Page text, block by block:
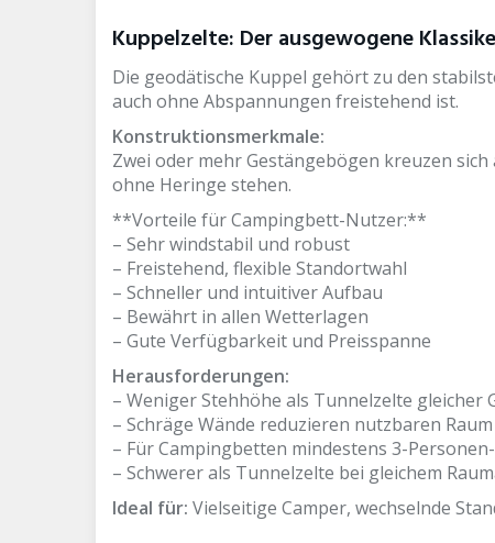
Kuppelzelte: Der ausgewogene
Die geodätische Kuppel gehört zu den
auch ohne Abspannungen freistehend ist.
Konstruktionsmerkmale:
Zwei oder mehr Gestängebögen kreuzen
ohne Heringe stehen.
**Vorteile für Campingbett-Nutzer:**
– Sehr windstabil und robust
– Freistehend, flexible Standortwahl
– Schneller und intuitiver Aufbau
– Bewährt in allen Wetterlagen
– Gute Verfügbarkeit und Preisspanne
Herausforderungen:
– Weniger Stehhöhe als Tunnelzelte gleicher
– Schräge Wände reduzieren nutzbaren Raum
– Für Campingbetten mindestens 3-
– Schwerer als Tunnelzelte bei gleichem
Ideal für: Vielseitige Camper, wechselnde